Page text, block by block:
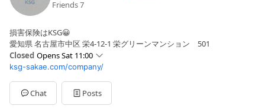
Friends7
損害保険はKSG😀
愛知県 名古屋市中区 栄4-12-1 栄グリーンマンション 501
Closed Opens Sat 11:00
Sun11:00 - 20:00
Mon11:00 - 20:00
Tue11:00 - 20:00
Wed11:00 - 20:00
ksg-sakae.com/company/
Chat Posts